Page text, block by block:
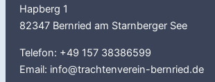
Hapberg 1
82347 Bernried am Starnberger See
Telefon: +49 157 38386599
Email: info@trachtenverein-bernried.de